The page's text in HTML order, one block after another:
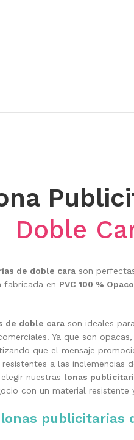
Doble
de doble cara son
fabricada en PVC 100 %
de doble cara son ideales
Ya que son opacas,
que el mensaje
a las inclemencias
nuestras lonas
con un material resistente
lonas publicitarias